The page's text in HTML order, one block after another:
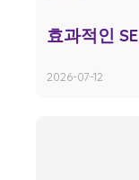
효과적인
2026-07-12